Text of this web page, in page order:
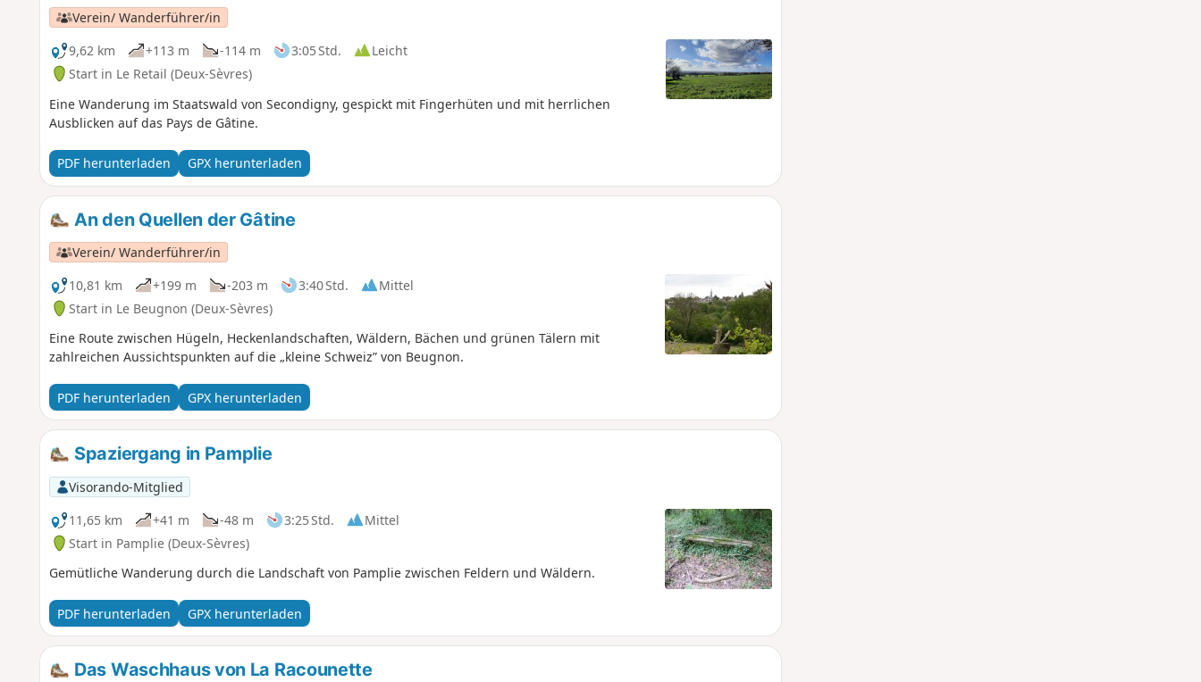
Verein/ Wanderführer/in
9,62 km
+113 m -114 m 3:05 Std.
Leicht
Start in Le Retail (Deux-Sèvres)
Eine Wanderung im Staatswald von Secondigny, gespickt mit Fingerhüten und mit herrlichen
Ausblicken auf das Pays de Gâtine.
PDF herunterladen GPX herunterladen
An den Quellen der Gâtine
Verein/ Wanderführer/in
10,81 km
+199 m -203 m 3:40 Std.
Mittel
Start in Le Beugnon (Deux-Sèvres)
Eine Route zwischen Hügeln, Heckenlandschaften, Wäldern, Bächen und grünen Tälern mit
zahlreichen Aussichtspunkten auf die „kleine Schweiz” von Beugnon.
PDF herunterladen GPX herunterladen
Spaziergang in Pamplie
Visorando-Mitglied
11,65 km
+41 m -48 m 3:25 Std.
Mittel
Start in Pamplie (Deux-Sèvres)
Gemütliche Wanderung durch die Landschaft von Pamplie zwischen Feldern und Wäldern.
PDF herunterladen GPX herunterladen
Das Waschhaus von La Racounette